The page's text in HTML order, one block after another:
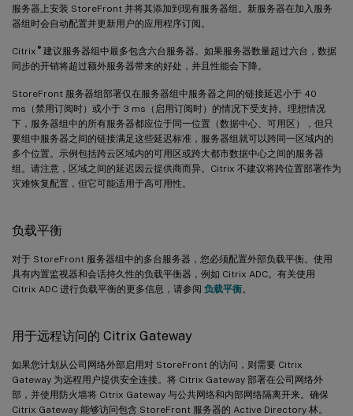
服务器上安装 StoreFront 并将其添加到现有服务器组。新服务器在加入服务
器组时会自动配置并更新用户的应用程序订阅。
Citrix ®建议服务器组中最多包含六台服务器。如果服务器数量超过六台，数据
同步的开销将超过额外服务器带来的好处，并且性能会下降。
StoreFront 服务器组部署仅在服务器组中服务器之间的链接延迟小于 40
ms（禁用订阅时）或小于 3 ms（启用订阅时）的情况下受支持。理想情况
下，服务器组中的所有服务器都应位于同一位置（数据中心、可用区），但只
要组中服务器之间的链接满足这些延迟标准，服务器组就可以跨同一区域内的
多个位置。示例包括跨云区域内的可用区或跨大都市数据中心之间的服务器
组。请注意，区域之间的延迟因云提供商而异。Citrix 不建议将跨位置部署作为
灾难恢复配置，但它可能适用于高可用性。
负载平衡
对于 StoreFront 服务器组中的多台服务器，您必须配置外部负载平衡。使用
具有内置监视器和会话持久性的负载平衡器，例如 Citrix ADC。有关使用
Citrix ADC 进行负载平衡的更多信息，请参阅 负载平衡。
用于远程访问的 Citrix Gateway
如果您计划从公司网络外部启用对 StoreFront 的访问，则需要 Citrix
Gateway 为远程用户提供安全连接。将 Citrix Gateway 部署在公司网络外
部，并使用防火墙将 Citrix Gateway 与公共网络和内部网络隔离开来。确保
Citrix Gateway 能够访问包含 StoreFront 服务器的 Active Directory 林。